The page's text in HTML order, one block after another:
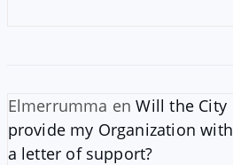
Elmerrumma enWill the City
provide my Organization with
a letter of support?